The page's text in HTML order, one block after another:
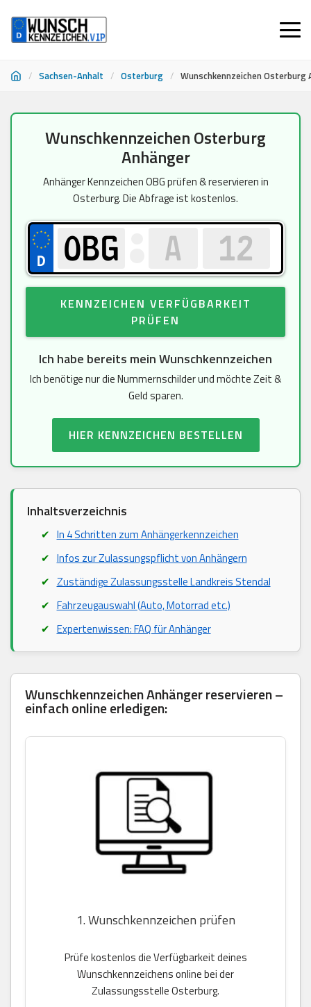
/ Sachsen-Anhalt / Osterburg / Wunschkennzeichen Osterburg
Wunschkennzeichen Osterburg
Anhänger
Anhänger Kennzeichen OBG prüfen & reservieren in
Osterburg. Die Abfrage ist kostenlos.
KENNZEICHEN VERFÜGBARKEIT
PRÜFEN
Ich habe bereits mein Wunschkennzeichen
Ich benötige nur die Nummernschilder und möchte Zeit &
Geld sparen.
HIER KENNZEICHEN BESTELLEN
Inhaltsverzeichnis
In 4 Schritten zum Anhängerkennzeichen
Infos zur Zulassungspflicht von Anhängern
Zuständige Zulassungsstelle Landkreis Stendal
Fahrzeugauswahl (Auto, Motorrad etc.)
Expertenwissen: FAQ für Anhänger
Wunschkennzeichen Anhänger reservieren –
einfach online erledigen:
1. Wunschkennzeichen prüfen
Prüfe kostenlos die Verfügbarkeit deines
Wunschkennzeichens online bei der
Zulassungsstelle Osterburg.